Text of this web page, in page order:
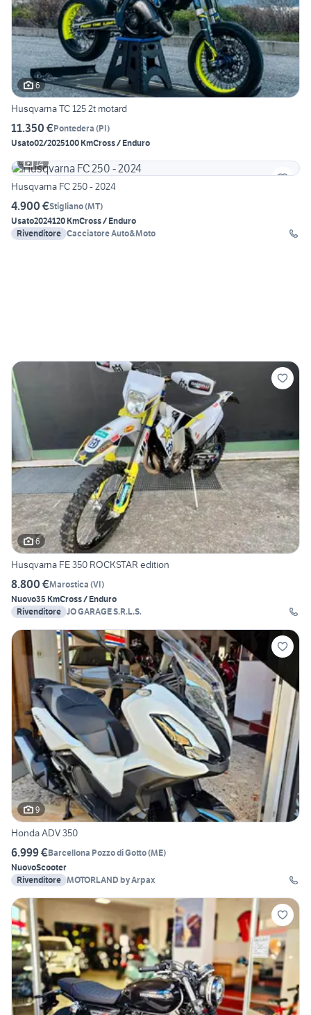
6
Husqvarna TC 125 2t motard
11.350 €Pontedera (PI)
Usato02/2025100 KmCross / Enduro
14
Husqvarna FC 250 - 2024
4.900 €Stigliano(MT)
Usato2024120 KmCross / Enduro
Rivenditore Cacciatore Auto&Moto
6
Husqvarna FE 350 ROCKSTAR edition
8.800 €Marostica (VI)
Nuovo35 KmCross / Enduro
Rivenditore JO GARAGE S.R.L.S.
9
Honda ADV 350
6.999 €Barcellona Pozzo di Gotto(ME)
NuovoScooter
Rivenditore MOTORLAND by Arpax